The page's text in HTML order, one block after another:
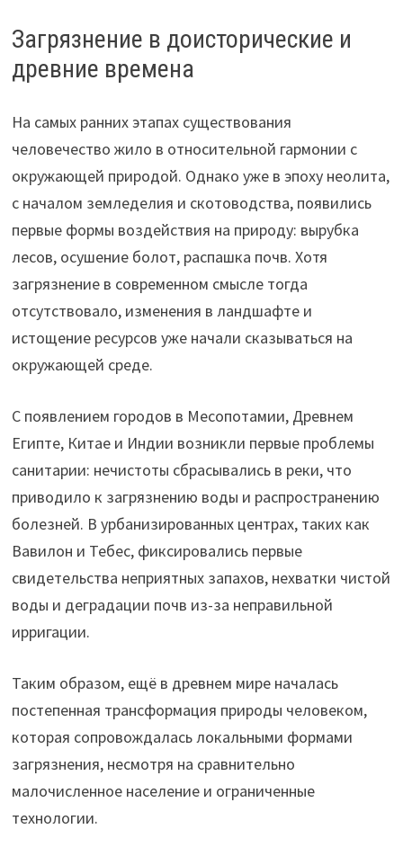
Загрязнение в доисторические и
древние времена
На самых ранних этапах существования
человечество жило в относительной гармонии с
окружающей природой. Однако уже в эпоху неолита,
с началом земледелия и скотоводства, появились
первые формы воздействия на природу: вырубка
лесов, осушение болот, распашка почв. Хотя
загрязнение в современном смысле тогда
отсутствовало, изменения в ландшафте и
истощение ресурсов уже начали сказываться на
окружающей среде.
С появлением городов в Месопотамии, Древнем
Египте, Китае и Индии возникли первые проблемы
санитарии: нечистоты сбрасывались в реки, что
приводило к загрязнению воды и распространению
болезней. В урбанизированных центрах, таких как
Вавилон и Тебес, фиксировались первые
свидетельства неприятных запахов, нехватки чистой
воды и деградации почв из-за неправильной
ирригации.
Таким образом, ещё в древнем мире началась
постепенная трансформация природы человеком,
которая сопровождалась локальными формами
загрязнения, несмотря на сравнительно
малочисленное население и ограниченные
технологии.